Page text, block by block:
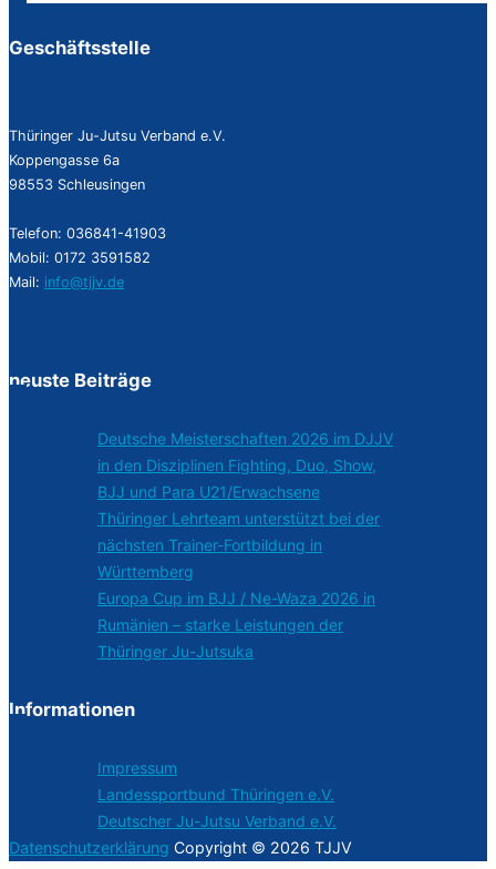
Geschäftsstelle
Thüringer Ju-Jutsu Verband e.V.
Koppengasse 6a
98553 Schleusingen
Telefon: 036841-41903
Mobil: 0172 3591582
Mail: info@tjjv.de
neuste Beiträge
Deutsche Meisterschaften 2026 im DJJV
in den Disziplinen Fighting, Duo, Show,
BJJ und Para U21/Erwachsene
Thüringer Lehrteam unterstützt bei der
nächsten Trainer-Fortbildung in
Württemberg
Europa Cup im BJJ / Ne-Waza 2026 in
Rumänien – starke Leistungen der
Thüringer Ju-Jutsuka
Informationen
Impressum
Landessportbund Thüringen e.V.
Deutscher Ju-Jutsu Verband e.V.
Datenschutzerklärung Copyright © 2026 TJJV